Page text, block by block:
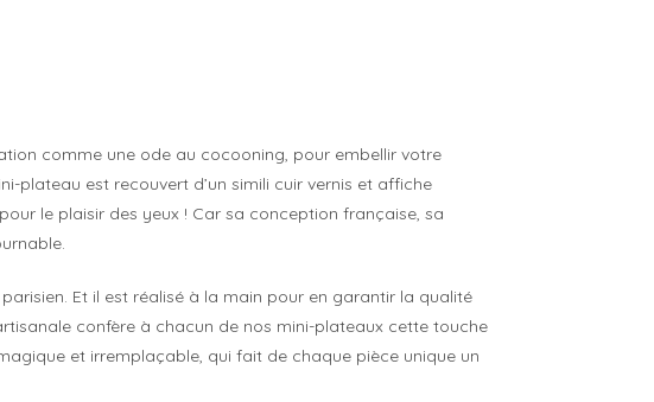
comme une ode au cocooning, pour embellir votre
plateau est recouvert d’un simili cuir vernis et affiche
le plaisir des yeux ! Car sa conception française, sa
Et il est réalisé à la main pour en garantir la qualité
confère à chacun de nos mini-plateaux cette touche
et irremplaçable, qui fait de chaque pièce unique un